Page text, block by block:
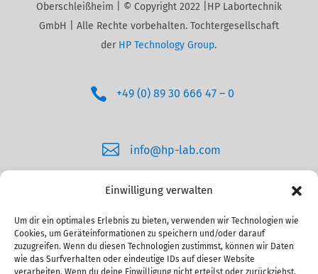
Einwilligung verwalten
Um dir ein optimales Erlebnis zu bieten, verwenden wir Technologien wie
Cookies, um Geräteinformationen zu speichern und/oder darauf
zuzugreifen. Wenn du diesen Technologien zustimmst, können wir Daten
wie das Surfverhalten oder eindeutige IDs auf dieser Website
verarbeiten. Wenn du deine Einwilligung nicht erteilst oder zurückziehst,
Oberschleißheim | © Copyright 2022 |HP Labortechnik
GmbH | Alle Rechte vorbehalten. Tochtergesellschaft
der HP Technology Group.
 +49 (0) 89 30 666 47 – 0
 info@hp-lab.com